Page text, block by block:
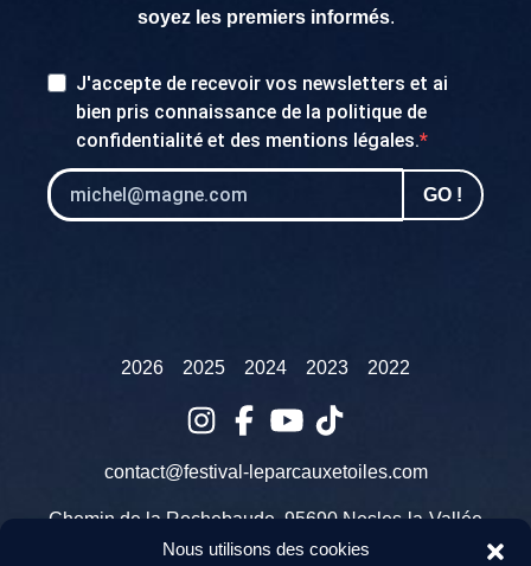
Nous utilisons des cookies
soyez les premiers informés.
J'accepte de recevoir vos newsletters et ai
bien pris connaissance de la politique de
confidentialité et des mentions légales.
GO !
2026 2025 2024 2023 2022
contact@festival-leparcauxetoiles.com
Chemin de la Rochebaude, 95690 Nesles-la-Vallée